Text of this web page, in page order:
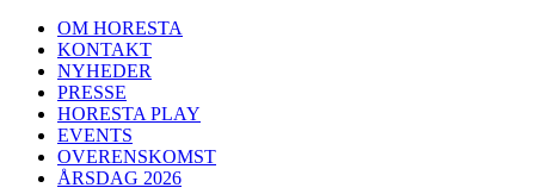
OM HORESTA
KONTAKT
NYHEDER
PRESSE
HORESTA PLAY
EVENTS
OVERENSKOMST
ÅRSDAG 2026